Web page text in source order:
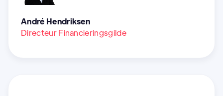
André Hendriksen
Directeur Financieringsgilde